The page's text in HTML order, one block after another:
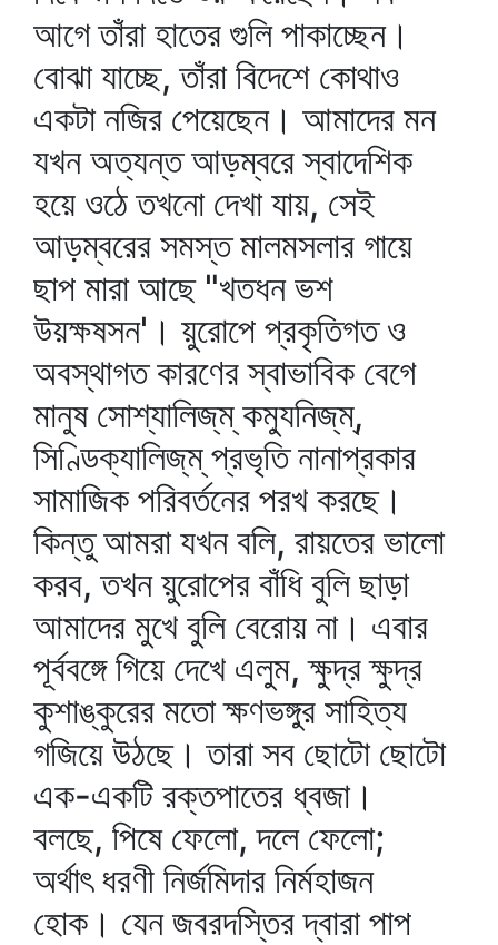
আগে তাঁরা হাতের গুলি পাকাচ্ছেন।
বোঝা যাচ্ছে, তাঁরা বিদেশে কোথাও
একটা নজির পেয়েছেন। আমাদের মন
যখন অত্যন্ত আড়ম্বরে স্বাদেশিক
হয়ে ওঠে তখনো দেখা যায়, সেই
আড়ম্বরের সমস্ত মালমসলার গায়ে
ছাপ মারা আছে "খতধন ভশ
উয়ক্ষষসন'। য়ুরোপে প্রকৃতিগত ও
অবস্থাগত কারণের স্বাভাবিক বেগে
মানুষ সোশ্যালিজ্‌ম্‌ কম্যুনিজ্‌ম্‌,
সিণ্ডিক্যালিজ্‌ম্‌ প্রভৃতি নানাপ্রকার
সামাজিক পরিবর্তনের পরখ করছে।
কিন্তু আমরা যখন বলি, রায়তের ভালো
করব, তখন য়ুরোপের বাঁধি বুলি ছাড়া
আমাদের মুখে বুলি বেরোয় না। এবার
পূর্ববঙ্গে গিয়ে দেখে এলুম, ক্ষুদ্র ক্ষুদ্র
কুশাঙ্কুরের মতো ক্ষণভঙ্গুর সাহিত্য
গজিয়ে উঠছে। তারা সব ছোটো ছোটো
এক-একটি রক্তপাতের ধ্বজা।
বলছে, পিষে ফেলো, দলে ফেলো;
অর্থাৎ ধরণী নির্জমিদার নির্মহাজন
হোক। যেন জবরদস্তির দ্বারা পাপ